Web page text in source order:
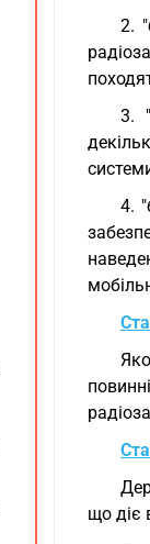
2.
3.
4.
що діє